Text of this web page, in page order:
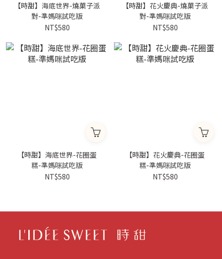
【時甜】海底世界-燒菓子派
對-準媽咪試吃版
NT$580
【時甜】花火慶典-燒菓子派
對-準媽咪試吃版
NT$580
【時甜】海底世界-花圈蛋
糕-準媽咪試吃版
NT$580
【時甜】花火慶典-花圈蛋
糕-準媽咪試吃版
NT$580